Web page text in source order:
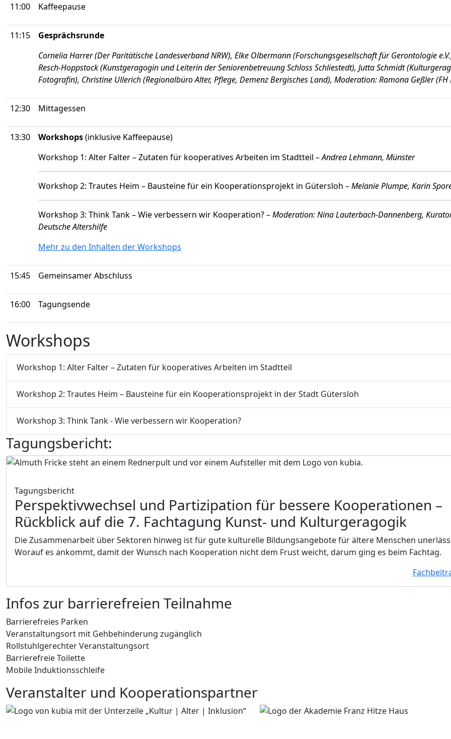
11:00 Kaffeepause
11:15
Gesprächsrunde
Cornelia Harrer (Der Paritätische Landesverband NRW), Elke Olbermann (Forschungsgesellschaft für Gerontologie
Resch-Hoppstock (Kunstgeragogin und Leiterin der Seniorenbetreuung Schloss Schliestedt), Jutta Schmidt
Fotografin), Christine Ullerich (Regionalbüro Alter, Pflege, Demenz Bergisches Land), Moderation: Ramona Geßler (FH
12:30 Mittagessen
13:30 Workshops(inklusive Kaffeepause)
Workshop 1: Alter Falter – Zutaten für kooperatives Arbeiten im Stadtteil –Andrea Lehmann, Münster
Workshop 2: Trautes Heim – Bausteine für ein Kooperationsprojekt in Gütersloh –Melanie Plumpe, Karin
Workshop 3: Think Tank – Wie verbessern wir Kooperation? –Moderation: Nina Lauterbach-Dannenberg,
Deutsche Altershilfe
Mehr zu den Inhalten der Workshops
15:45 Gemeinsamer Abschluss
16:00 Tagungsende
Workshops
Workshop 1: Alter Falter – Zutaten für kooperatives Arbeiten im Stadtteil
Workshop 2: Trautes Heim – Bausteine für ein Kooperationsprojekt in der Stadt Gütersloh
Workshop 3: Think Tank - Wie verbessern wir Kooperation?
Tagungsbericht:
Tagungsbericht
Perspektivwechsel und Partizipation für bessere Kooperationen –
Rückblick auf die 7. Fachtagung Kunst- und Kulturgeragogik
Die Zusammenarbeit über Sektoren hinweg ist für gute kulturelle Bildungsangebote für ältere Menschen
Worauf es ankommt, damit der Wunsch nach Kooperation nicht dem Frust weicht, darum ging es beim Fachtag.
Infos zur barrierefreien Teilnahme
Barrierefreies Parken
Veranstaltungsort mit Gehbehinderung zugänglich
Rollstuhlgerechter Veranstaltungsort
Barrierefreie Toilette
Mobile Induktionsschleife
Veranstalter und Kooperationspartner